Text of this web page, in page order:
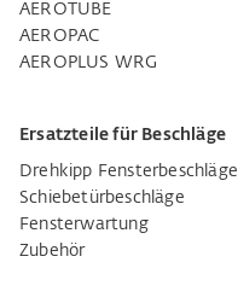
AEROTUBE
AEROPAC
AEROPLUS WRG
Ersatzteile für Beschläge
Drehkipp Fensterbeschläge
Schiebetürbeschläge
Fensterwartung
Zubehör